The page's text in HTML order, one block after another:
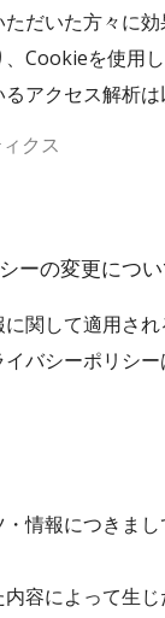
だいた方々に
Cookieを使用
アクセス解析は
クス
ーの変更につ
関して適用さ
バシーポリシー
情報につきま
容によって生